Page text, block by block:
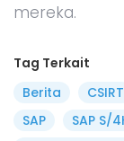
mereka.
Tag Terkait
Berita
CSIRT
SAP
SAP S/